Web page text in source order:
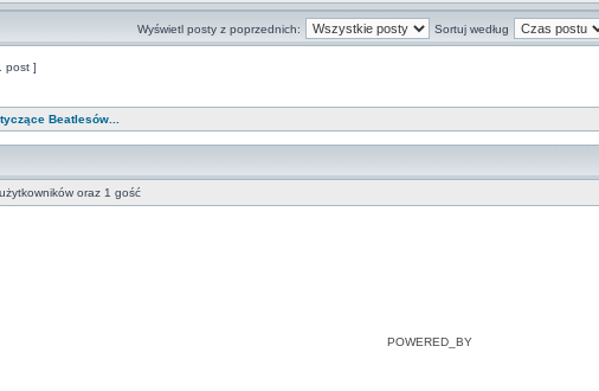
Wyświetl posty z poprzednich: Sortuj według
post ]
Beatlesów...
oraz 1 gość
POWERED_BY